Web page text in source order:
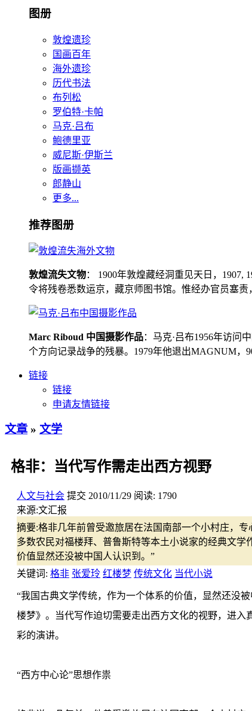
图册
敦煌遗珍
国画百年
海外遗珍
历代书法
布列松
罗伯特·卡帕
马克·吕布
鲍德里亚
威尼斯·伊斯兰
版画撷英
郎静山
更多...
推荐图册
敦煌流失文物： 1900年敦煌藏经洞重见天日，1907,
令将残卷悉数运京，藏京师图书馆。惟经办官员塞责
Marc Riboud 中国摄影作品：马克·吕布1956年访问
个方向记录战争的残暴。1979年他退出MAGNUM，
链接
链接
申请友情链接
文章 » 文学
格非：当代写作需走出西方视野
人文与社会 提交 2010/11/29 阅读: 1790
来源:文汇报
摘要:格非几年前曾受邀旅居在法国南部一个小村庄，
多数农民对福楼拜、普鲁斯特等本土小说家的经典文
价值显然还没被中国人认识到。”
关键词: 格非 张爱玲 红楼梦 传统文化 当代小说
“我国古典文学传统，作为一个体系的价值，显然还没
楼梦》。当代写作迫切需要走出西方文化的视野，进入
彩的演讲。
“西方中心论”思想作祟